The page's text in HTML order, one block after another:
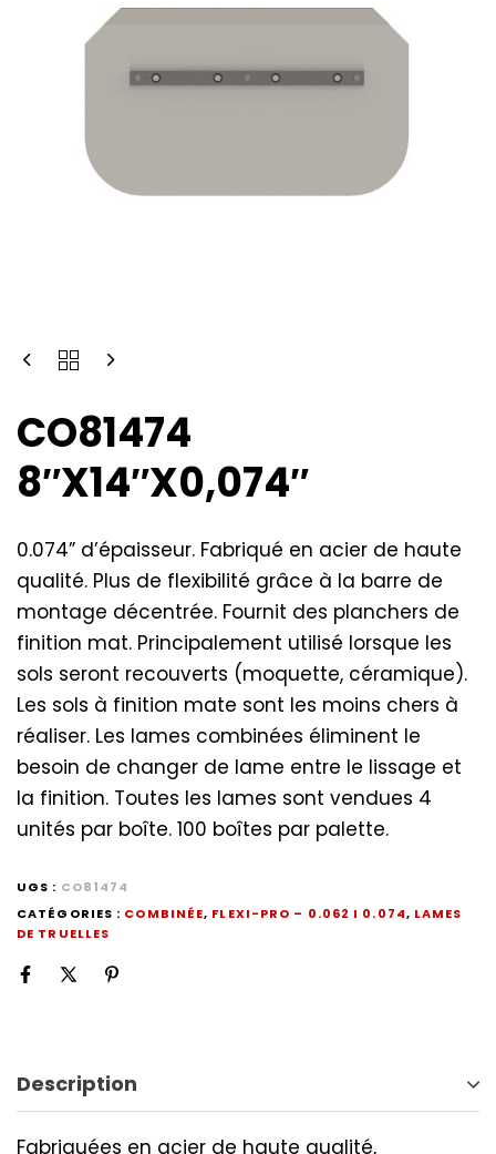
CO81474
8″X14″X0,074″
0.074” d’épaisseur. Fabriqué en acier de haute
qualité. Plus de flexibilité grâce à la barre de
montage décentrée. Fournit des planchers de
finition mat. Principalement utilisé lorsque les
sols seront recouverts (moquette, céramique).
Les sols à finition mate sont les moins chers à
réaliser. Les lames combinées éliminent le
besoin de changer de lame entre le lissage et
la finition. Toutes les lames sont vendues 4
unités par boîte. 100 boîtes par palette.
UGS : CO81474
CATÉGORIES : COMBINÉE, FLEXI-PRO – 0.062 I 0.074, LAMES
DE TRUELLES
Description
Fabriquées en acier de haute qualité,